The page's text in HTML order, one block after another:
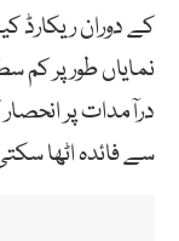
کے دوران ریکارڈ
نمایاں طور پر کم
درآمدات پر
سے فائدہ اٹھا